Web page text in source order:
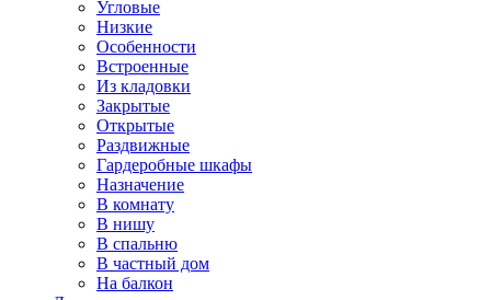
Угловые
Низкие
Особенности
Встроенные
Из кладовки
Закрытые
Открытые
Раздвижные
Гардеробные шкафы
Назначение
В комнату
В нишу
В спальню
В частный дом
На балкон